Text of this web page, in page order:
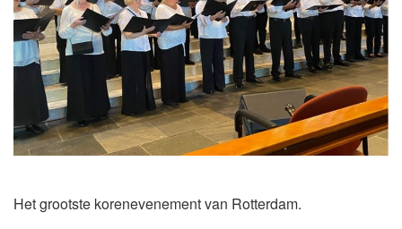
Het grootste korenevenement van Rotterdam.